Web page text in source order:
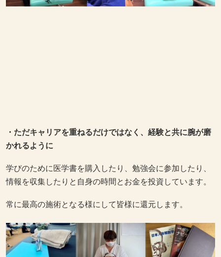
・ただキャリアを重ねるだけではなく、経験と共に腕が磨
かれるように
学びのために医学書を購入したり、勉強会に参加したり、
情報を収集したりと自身の時間とお金を投資しています。
常に最高の施術となる様にして皆様に還元します。